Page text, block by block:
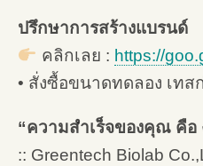
ปรึกษาการสร้างแบรนด์
คลิกเลย : https://
• สั่งซื้อขนาดทดลอง เทส
“ความสำเร็จของคุณ คือ
:: Greentech Biolab